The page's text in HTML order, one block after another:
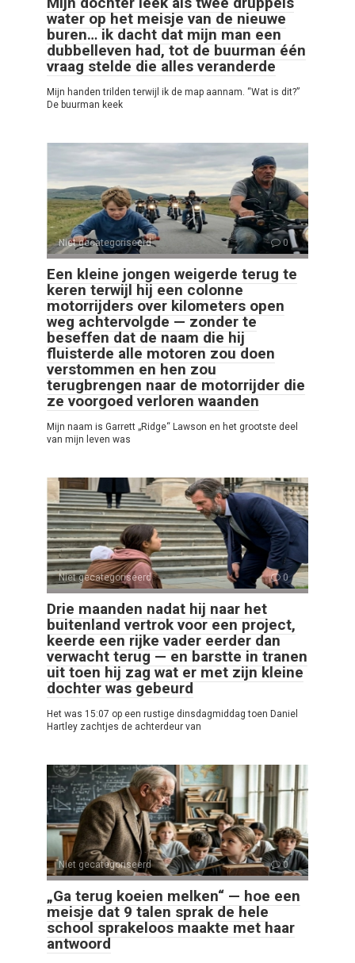
water op het meisje van de nieuwe
buren… ik dacht dat mijn man een
dubbelleven had, tot de buurman één
vraag stelde die alles veranderde
Mijn handen trilden terwijl ik de map aannam. “Wat is dit?”
De buurman keek
Niet gecategoriseerd 0
Een kleine jongen weigerde terug te
keren terwijl hij een colonne
motorrijders over kilometers open
weg achtervolgde — zonder te
beseffen dat de naam die hij
fluisterde alle motoren zou doen
verstommen en hen zou
terugbrengen naar de motorrijder die
ze voorgoed verloren waanden
Mijn naam is Garrett „Ridge“ Lawson en het grootste deel
van mijn leven was
Niet gecategoriseerd 0
Drie maanden nadat hij naar het
buitenland vertrok voor een project,
keerde een rijke vader eerder dan
verwacht terug — en barstte in tranen
uit toen hij zag wat er met zijn kleine
dochter was gebeurd
Het was 15:07 op een rustige dinsdagmiddag toen Daniel
Hartley zachtjes de achterdeur van
Niet gecategoriseerd 0
„Ga terug koeien melken“ — hoe een
meisje dat 9 talen sprak de hele
school sprakeloos maakte met haar
antwoord